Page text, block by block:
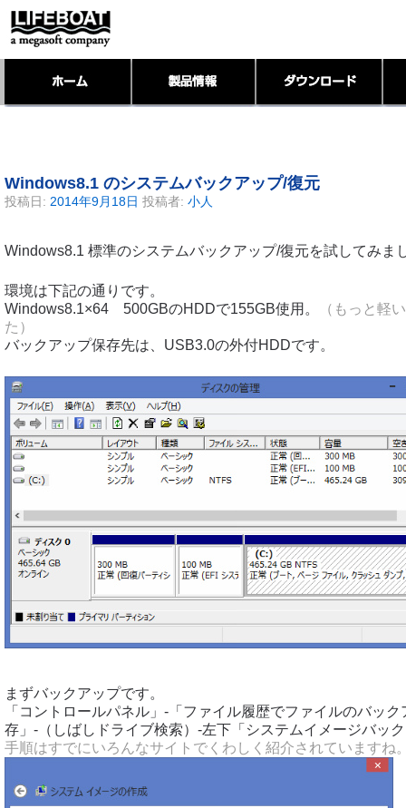
Windows8.1 のシステムバックアップ/復元
投稿日: 2014年9月18日 投稿者: 小人
Windows8.1 標準のシステムバックアップ/復元を試してみま
環境は下記の通りです。
Windows8.1×64 500GBのHDDで155GB使用。
（もっと軽
た）
バックアップ保存先は、USB3.0の外付HDDです。
まずバックアップです。
「コントロールパネル」-「ファイル履歴でファイルのバッ
存」-（しばしドライブ検索）-左下「システムイメージバッ
手順はすでにいろんなサイトでくわしく紹介されていますね